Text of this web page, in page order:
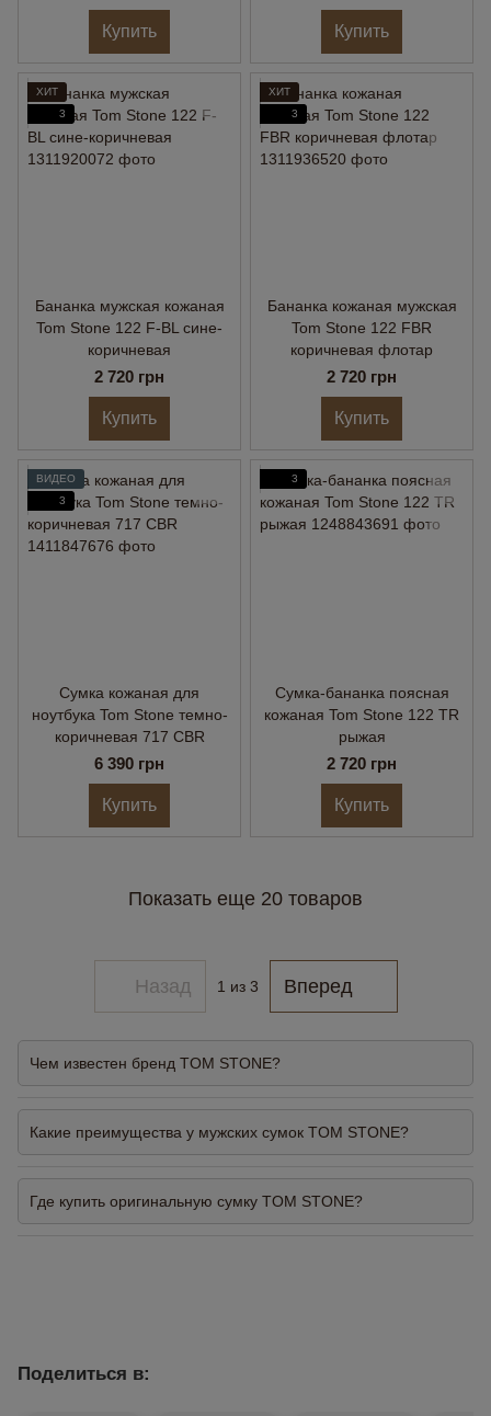
Купить Купить
ХИТ
3
Бананка мужская кожаная
Tom Stone 122 F-BL сине-
коричневая
2 720 грн
Купить
ХИТ
3
Бананка кожаная мужская
Tom Stone 122 FBR
коричневая флотар
2 720 грн
Купить
ВИДЕО
3
Сумка кожаная для
ноутбука Tom Stone темно-
коричневая 717 CBR
6 390 грн
Купить
3
Сумка-бананка поясная
кожаная Tom Stone 122 TR
рыжая
2 720 грн
Купить
Показать еще 20 товаров
Назад 1 из 3 Вперед
Чем известен бренд TOM STONE?
Какие преимущества у мужских сумок TOM STONE?
Где купить оригинальную сумку TOM STONE?
Поделиться в: